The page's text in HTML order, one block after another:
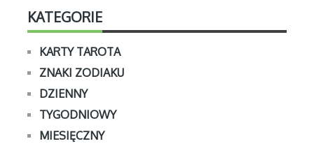
KATEGORIE
KARTY TAROTA
ZNAKI ZODIAKU
DZIENNY
TYGODNIOWY
MIESIĘCZNY